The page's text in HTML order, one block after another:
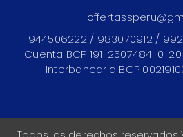
944506222 / 983070912 /
Cuenta BCP 191-2507484-0-
Interbancaria BCP